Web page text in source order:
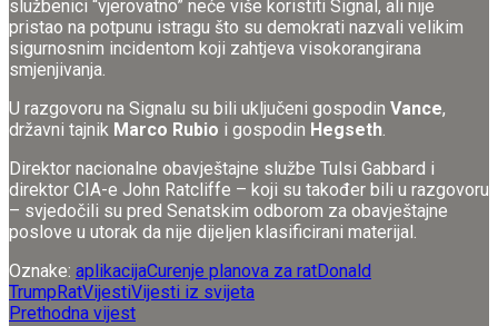
službenici “vjerovatno” neće više koristiti Signal, ali nije
pristao na potpunu istragu što su demokrati nazvali velikim
sigurnosnim incidentom koji zahtjeva visokorangirana
smjenjivanja.
U razgovoru na Signalu su bili uključeni gospodin Vance,
državni tajnik Marco Rubio i gospodin Hegseth.
Direktor nacionalne obavještajne službe Tulsi Gabbard i
direktor CIA-e John Ratcliffe – koji su također bili u razgovoru
– svjedočili su pred Senatskim odborom za obavještajne
poslove u utorak da nije dijeljen klasificirani materijal.
Oznake: aplikacijaCurenje planova za ratDonald
TrumpRatVijestiVijesti iz svijeta
Prethodna vijest